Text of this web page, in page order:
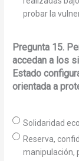
probar la
Pregunta 15.
accedan a los
Estado
orientada a
Solidaridad
Reserva,
manipulación,